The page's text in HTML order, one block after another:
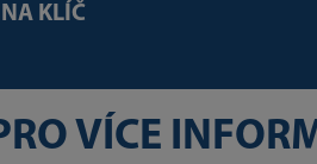
KLÍČ
VÍCE